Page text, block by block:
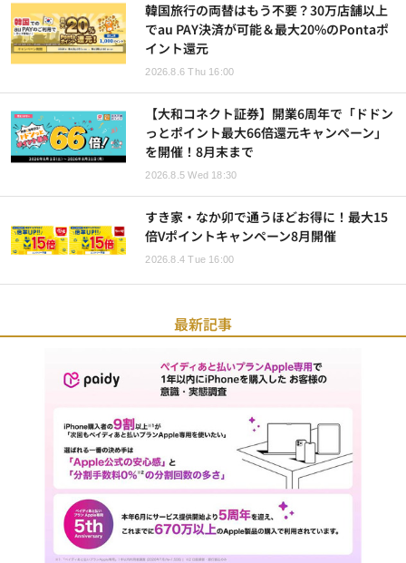
韓国旅行の両替はもう不要？30万店舗以上
でau PAY決済が可能＆最大20%のPontaポ
イント還元
2026.8.6 Thu 16:00
【大和コネクト証券】開業6周年で「ドドン
っとポイント最大66倍還元キャンペーン」
を開催！8月末まで
2026.8.5 Wed 18:30
すき家・なか卯で通うほどお得に！最大15
倍Vポイントキャンペーン8月開催
2026.8.4 Tue 16:00
最新記事